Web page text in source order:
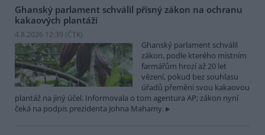
Ghanský parlament schválil přísný zákon na ochranu
kakaových plantáží
4.8.2026 12:39 (ČTK)
Ghanský parlament schválil
zákon, podle kterého místním
farmářům hrozí až 20 let
vězení, pokud bez souhlasu
úřadů přemění svou kakaovou
plantáž na jiný účel. Informovala o tom agentura AP; zákon nyní
čeká na podpis prezidenta Johna Mahamy.